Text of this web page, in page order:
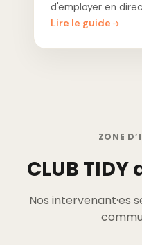
d'employer en
Lire le guide
ZONE
CLUB
Nos intervenant·es